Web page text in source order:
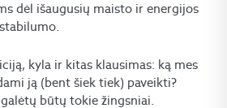
dėl išaugusių maisto ir energijos
kyla ir kitas klausimas: ką mes
ją (bent šiek tiek) paveikti?
būtų tokie žingsniai.